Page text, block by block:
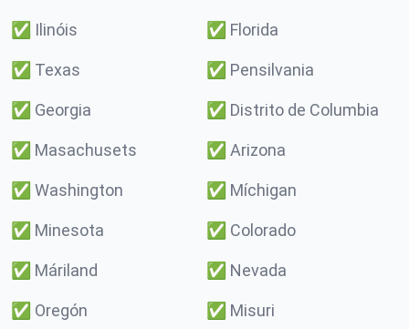
✅ Ilinóis ✅ Florida
✅ Texas ✅ Pensilvania
✅ Georgia ✅ Distrito de Columbia
✅ Masachusets ✅ Arizona
✅ Washington ✅ Míchigan
✅ Minesota ✅ Colorado
✅ Máriland ✅ Nevada
✅ Oregón ✅ Misuri